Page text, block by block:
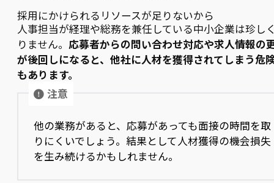
採用にかけられるリソースが足りないから
人事担当が経理や総務を兼任している中小企業は珍し
りません。 応募者からの問い合わせ対応や求人情報の
が後回しになると、他社に人材を獲得されてしまう危
もあります。
注意
他の業務があると、応募があっても面接の時間を取
りにくいでしょう。結果として人材獲得の機会損失
を生み続けるかもしれません。